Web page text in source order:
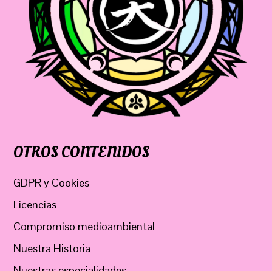
OTROS CONTENIDOS
GDPR y Cookies
Licencias
Compromiso medioambiental
Nuestra Historia